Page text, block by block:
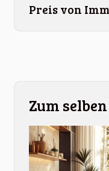
Preis von
Zum